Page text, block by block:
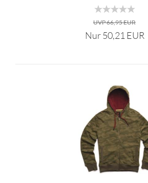
UVP 66,95 EUR
Nur 50,21 EUR